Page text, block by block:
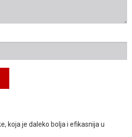
koja je daleko bolja i efikasnija u